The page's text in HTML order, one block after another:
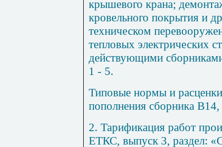
крышевого крана;
кровельного покрытия и
техническом
тепловых электрических
действующими
1 - 5.
Типовые нормы и расценки
пополнения сборника В14
2. Тарификация работ
ЕТКС, выпуск 3, раздел: